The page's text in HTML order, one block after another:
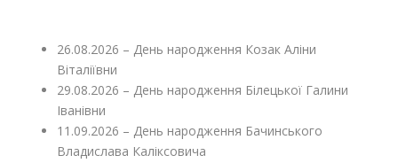
26.08.2026 – День народження Козак Аліни
Віталіївни
29.08.2026 – День народження Білецької Галини
Іванівни
11.09.2026 – День народження Бачинського
Владислава Каліксовича